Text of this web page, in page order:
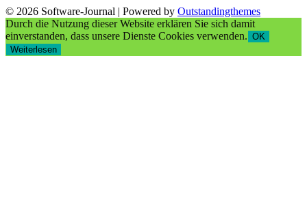
© 2026 Software-Journal | Powered by Outstandingthemes
Durch die Nutzung dieser Website erklären Sie sich damit
einverstanden, dass unsere Dienste Cookies verwenden. OK
Weiterlesen